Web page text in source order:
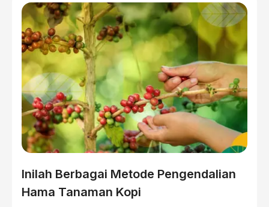
Inilah Berbagai Metode Pengendalian
Hama Tanaman Kopi